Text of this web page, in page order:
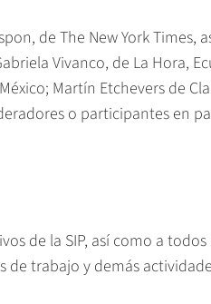
de The New York Times,
Vivanco, de La Hora,
Martín Etchevers de
o participantes en
de la SIP, así como a
de trabajo y demás